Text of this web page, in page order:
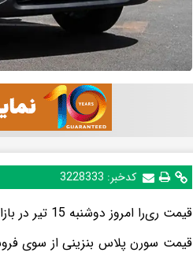
کدخبر: 3228333
قیمت ری‌را امروز دوشنبه 15 تیر در بازار آزاد، سه میلیارد و 400 میلیون تومان است.